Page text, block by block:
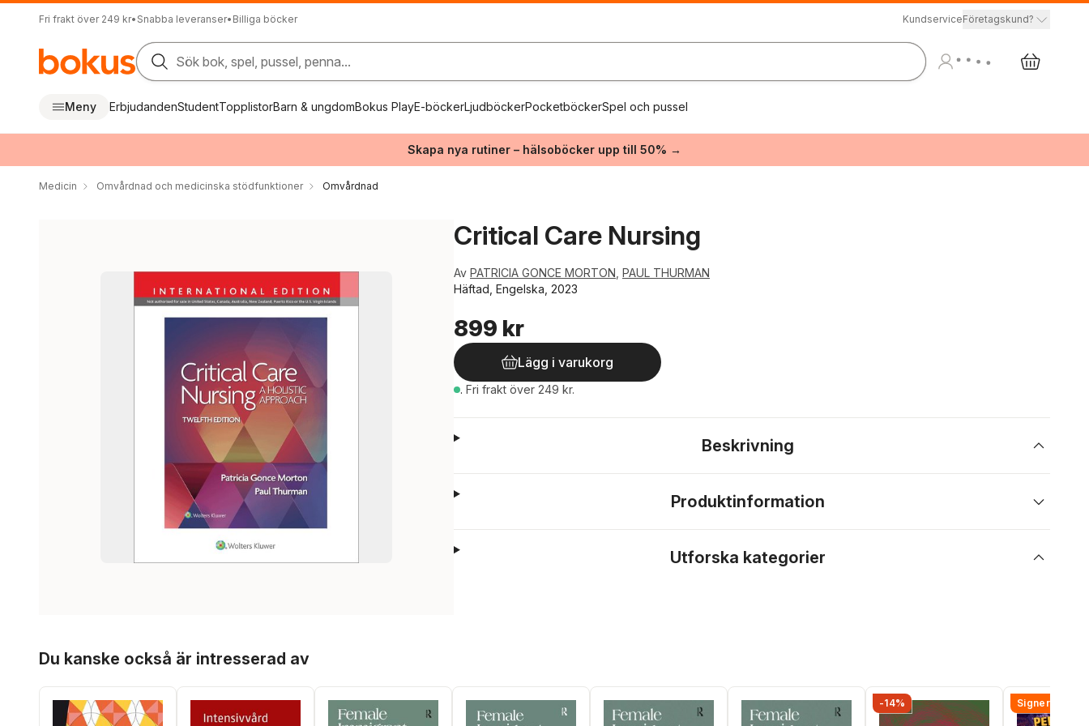
Fri frakt över 249 kr• Snabba leveranser• Billiga böcker KundserviceFöretagskund?
Sök bok, spel, pussel, penna...
Meny ErbjudandenStudentTopplistorBarn & ungdomBokus PlayE-böckerLjudböckerPocketböckerSpel och pussel
Skapa nya rutiner – hälsoböcker upp till 50% →
Medicin Omvårdnad och medicinska stödfunktioner Omvårdnad
Critical Care Nursing
Av PATRICIA GONCE MORTON PAUL THURMAN
Häftad, Engelska, 2023
899 kr
Lägg i varukorg
. Fri frakt över 249 kr.
Beskrivning
Produktinformation
Utforska kategorier
Du kanske också är intresserad av
-14% Signerad!